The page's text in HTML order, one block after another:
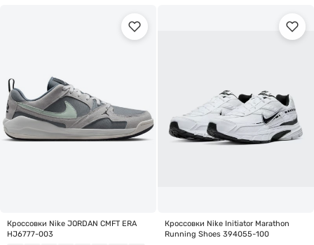
Кроссовки Nike JORDAN CMFT ERA
HJ6777-003
Кроссовки Nike Initiator Marathon
Running Shoes 394055-100